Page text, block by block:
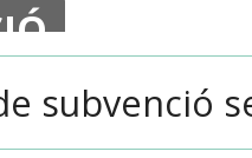
subvenció